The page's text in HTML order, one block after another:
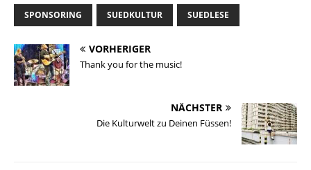
i
l
e
s
k
y
b
o
o
k
e
d
I
y
L
i
n
t
o
o
l
e
SPONSORING SUEDKULTUR SUEDLESE
VORHERIGER
Thank you for the music!
NÄCHSTER
Die Kulturwelt zu Deinen Füssen!